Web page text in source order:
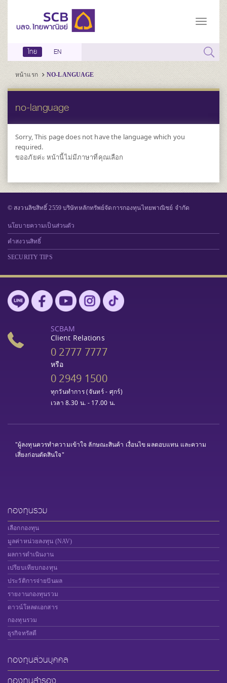
ไทย EN
หน้าแรก NO-LANGUAGE
no-language
Sorry, This page does not have the language which you
required.
ขออภัยค่ะ หน้านี้ไม่มีภาษาที่คุณเลือก
© สงวนลิขสิทธิ์ 2559 บริษัทหลักทรัพย์จัดการกองทุนไทยพาณิชย์ จำกัด
นโยบายความเป็นส่วนตัว
คำสงวนสิทธิ์
SECURITY TIPS
SCBAM
Client Relations
0 2777 7777
หรือ
0 2949 1500
ทุกวันทำการ (จันทร์ - ศุกร์)
เวลา 8.30 น. - 17.00 น.
"ผู้ลงทุนควรทำความเข้าใจ ลักษณะสินค้า เงื่อนไข ผลตอบแทน และความ
เสี่ยงก่อนตัดสินใจ"
กองทุนรวม
เลือกกองทุน
มูลค่าหน่วยลงทุน (NAV)
ผลการดำเนินงาน
เปรียบเทียบกองทุน
ประวัติการจ่ายปันผล
รายงานกองทุนรวม
ดาวน์โหลดเอกสาร
กองทุนรวม
ธุรกิจทรัสตี
กองทุนส่วนบุคคล